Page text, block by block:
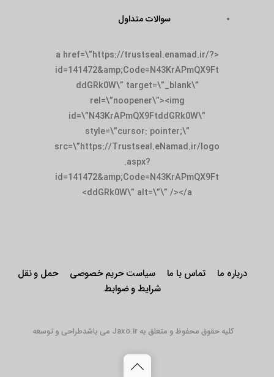
سوالات متداول
<a href=\”https://trustseal.enamad.ir/?
id=141472&amp;Code=N43KrAPmQX9Ft
ddGRk0W\” target=\”_blank\”
rel=\”noopener\”><img
id=\”N43KrAPmQX9FtddGRk0W\”
style=\”cursor: pointer;\”
src=\”https://Trustseal.eNamad.ir/logo
.aspx?
id=141472&amp;Code=N43KrAPmQX9Ft
ddGRk0W\” alt=\”\” /></a>
درباره ما تماس با ما سیاست حریم خصوصی
حمل و نقل
شرایط و ضوابط
Back
کلیه حقوق محفوظ و متعلق به Jaxo.ir می باشد طراحی و توسعه